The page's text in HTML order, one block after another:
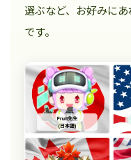
選ぶなど、お好みに
です。